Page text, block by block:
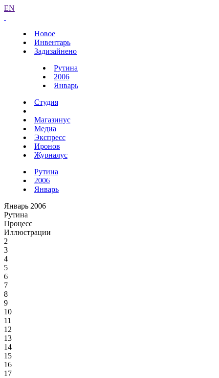
EN
Новое
Инвентарь
Задизайнено
Рутина
2006
Январь
Студия
Магазинус
Медиа
Экспресс
Иронов
Журналус
Рутина
2006
Январь
Январь 2006
Рутина
Процесс
Иллюстрации
2
3
4
5
6
7
8
9
10
11
12
13
14
15
16
17